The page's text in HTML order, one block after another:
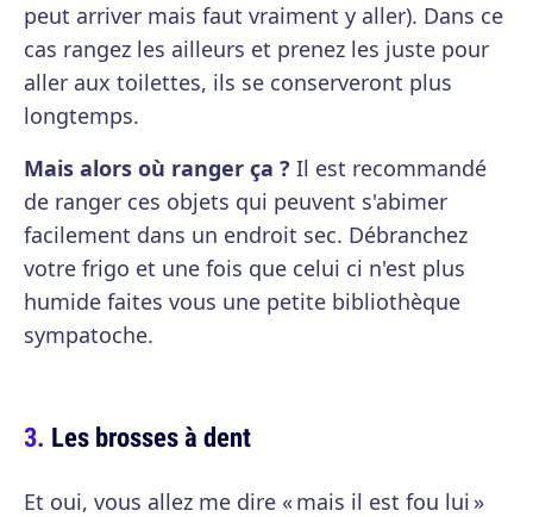
peut arriver mais faut vraiment y aller). Dans ce
cas rangez les ailleurs et prenez les juste pour
aller aux toilettes, ils se conserveront plus
longtemps.
Mais alors où ranger ça ? Il est recommandé
de ranger ces objets qui peuvent s'abimer
facilement dans un endroit sec. Débranchez
votre frigo et une fois que celui ci n'est plus
humide faites vous une petite bibliothèque
sympatoche.
Les brosses à dent
Et oui, vous allez me dire « mais il est fou lui »